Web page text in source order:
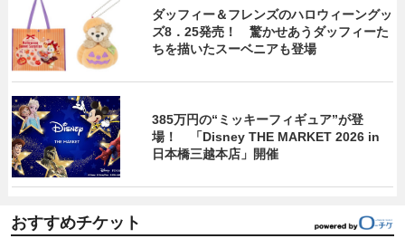
ダッフィー＆フレンズのハロウィーングッ
ズ8．25発売！ 驚かせあうダッフィーた
ちを描いたスーベニアも登場
385万円の“ミッキーフィギュア”が登
場！ 「Disney THE MARKET 2026 in
日本橋三越本店」開催
おすすめチケット